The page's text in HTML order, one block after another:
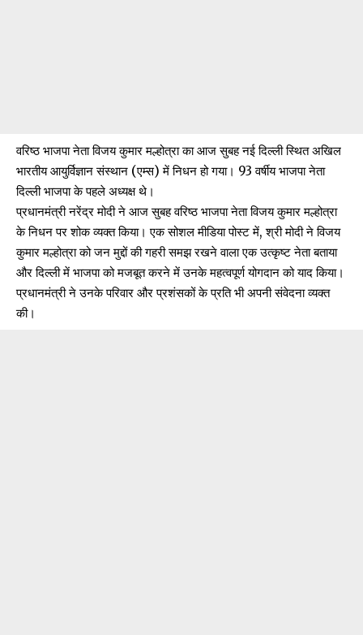
वरिष्ठ भाजपा नेता विजय कुमार मल्होत्रा ​​का आज सुबह नई दिल्ली स्थित अखिल
भारतीय आयुर्विज्ञान संस्थान (एम्स) में निधन हो गया। 93 वर्षीय भाजपा नेता
दिल्ली भाजपा के पहले अध्यक्ष थे।
प्रधानमंत्री नरेंद्र मोदी ने आज सुबह वरिष्ठ भाजपा नेता विजय कुमार मल्होत्रा ​​
के निधन पर शोक व्यक्त किया। एक सोशल मीडिया पोस्ट में, श्री मोदी ने विजय
कुमार मल्होत्रा ​​को जन मुद्दों की गहरी समझ रखने वाला एक उत्कृष्ट नेता बताया
और दिल्ली में भाजपा को मजबूत करने में उनके महत्वपूर्ण योगदान को याद किया।
प्रधानमंत्री ने उनके परिवार और प्रशंसकों के प्रति भी अपनी संवेदना व्यक्त
की।